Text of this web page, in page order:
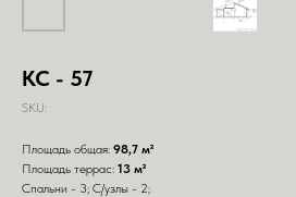
КС - 57
SKU:
Площадь общая: 98,7 м²
Площадь террас: 13 м²
Спальни - 3; С/узлы - 2;